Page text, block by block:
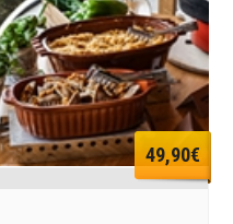
49,90€